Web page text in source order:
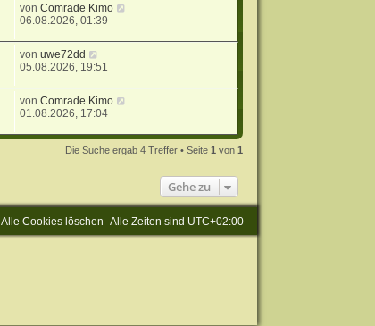
vonComrade Kimo
06.08.2026, 01:39
vonuwe72dd
05.08.2026, 19:51
vonComrade Kimo
01.08.2026, 17:04
Die Suche ergab 4 Treffer • Seite1 von1
Gehe zu
Alle Zeiten sind UTC+02:00
Alle Cookies löschen